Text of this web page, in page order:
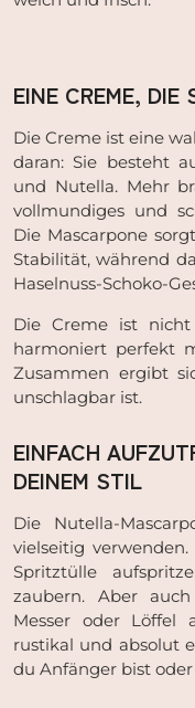
EINE CREME, DIE
Die Creme ist eine
daran: Sie besteht
und Nutella. Mehr
vollmundiges und
Die Mascarpone
Stabilität, während
Haselnuss-Schoko-
Die Creme ist
harmoniert perfekt
Zusammen ergibt
unschlagbar ist.
EINFACH
DEINEM STIL
Die Nutella-
vielseitig
Spritztülle
zaubern. Aber
Messer oder Löffel
rustikal und absolut
du Anfänger bist